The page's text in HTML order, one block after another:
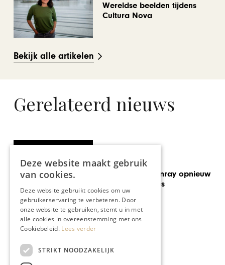
Wereldse beelden tijdens
Cultura Nova
Bekijk alle artikelen
Gerelateerd nieuws
REIZEN
Ladies night Venray opnieuw
daverend succes
Deze website maakt gebruik
van cookies.
Deze website gebruikt cookies om uw
gebruikerservaring te verbeteren. Door
onze website te gebruiken, stemt u in met
alle cookies in overeenstemming met ons
Cookiebeleid. Lees verder
STRIKT NOODZAKELIJK